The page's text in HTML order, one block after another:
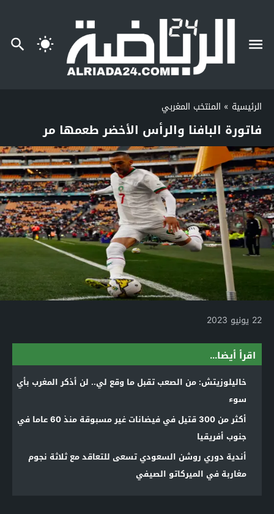
الرئيسية » المنتخب المغربي
فاتورة البافنا والرأس الأخضر طعمها مر
22 يونيو 2023
اقرأ أيضا...
خاليلوزيتش: من الصعب تقبل ما وقع لي.. لن أذكر المغرب بأي
سوء
أكثر من 300 قتيل في فيضانات غير مسبوقة منذ 60 عاما في
جنوب أفريقيا
أندية دوري روشن السعودي تسعى للتعاقد مع ثلاثة نجوم
مغاربة في الميركاتو الصيفي